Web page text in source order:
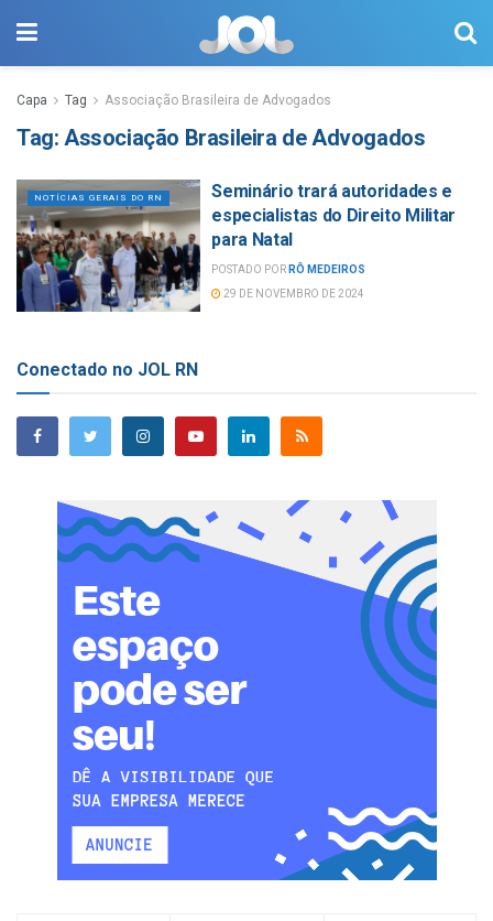
Capa Tag Associação Brasileira de Advogados
Tag: Associação Brasileira de Advogados
NOTÍCIAS GERAIS DO RN
Seminário trará autoridades e
especialistas do Direito Militar
para Natal
POSTADO POR RÔ MEDEIROS
29 DE NOVEMBRO DE 2024
Conectado no JOL RN